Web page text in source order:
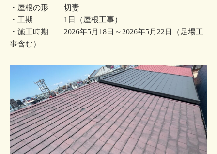
・屋根の形 切妻
・工期 1日（屋根工事）
・施工時期 2026年5月18日～2026年5月22日（足場工
事含む）